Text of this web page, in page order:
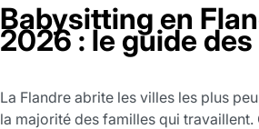
Babysitting en
2026 : le guide
La Flandre abrite les villes les plus
la majorité des familles qui travaillent.